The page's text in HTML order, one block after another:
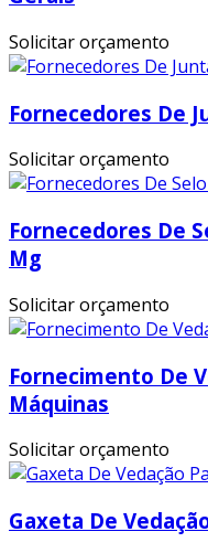
Solicitar orçamento
Fornecedores De
Solicitar orçamento
Fornecedores De
Mg
Solicitar orçamento
Fornecimento De
Máquinas
Solicitar orçamento
Gaxeta De